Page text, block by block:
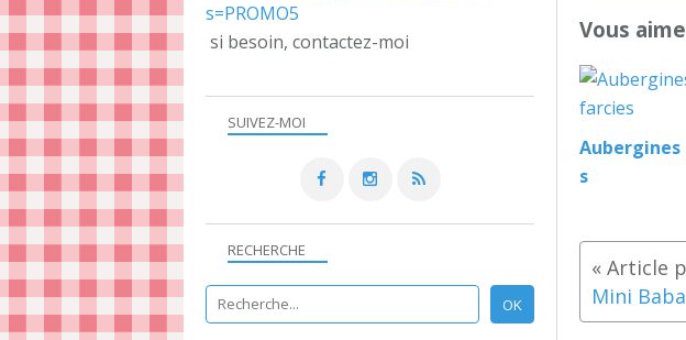
Vous
s
Mini
SUIVEZ-MOI
RECHERCHE
s=PROMO5
si besoin, contactez-moi